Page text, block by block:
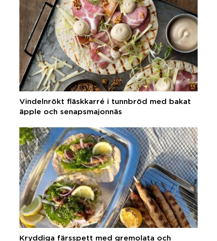
Vindelnrökt fläskkarré i tunnbröd med bakat
äpple och senapsmajonnäs
Kryddiga färsspett med gremolata och